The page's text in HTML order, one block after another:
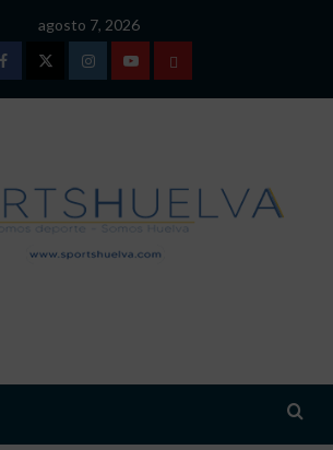
agosto 7, 2026
FacebookTwitterInstagramYoutubeTÉRMINOS
DE
USO